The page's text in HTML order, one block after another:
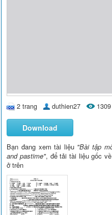
2 trang duthien27 1309
Download
Bạn đang xem tài liệu "Bài tập
and pastime", để tải tài liệu gốc
ở trên